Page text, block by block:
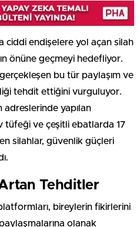
ciddi endişelere yol açan silah
önüne geçmeyi hedefliyor.
bu tür paylaşım ve
tehdit ettiğini vurguluyor.
adreslerinde yapılan
tüfeği ve çeşitli ebatlarda 17
silahlar, güvenlik güçleri
Tehditler
bireylerin fikirlerini
olanak